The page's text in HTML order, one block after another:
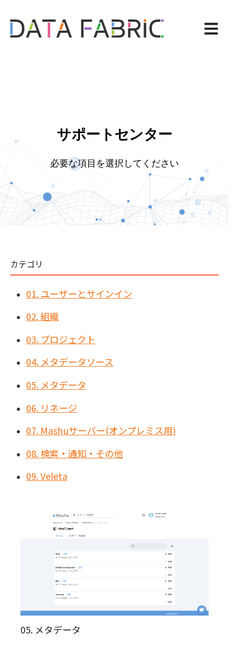
メイ
サポートセンター
必要な項目を選択してください
カテゴリ
01. ユーザーとサインイン
02. 組織
03. プロジェクト
04. メタデータソース
05. メタデータ
06. リネージ
07. Mashuサーバー(オンプレミス用)
08. 検索・通知・その他
09. Veleta
05. メタデータ